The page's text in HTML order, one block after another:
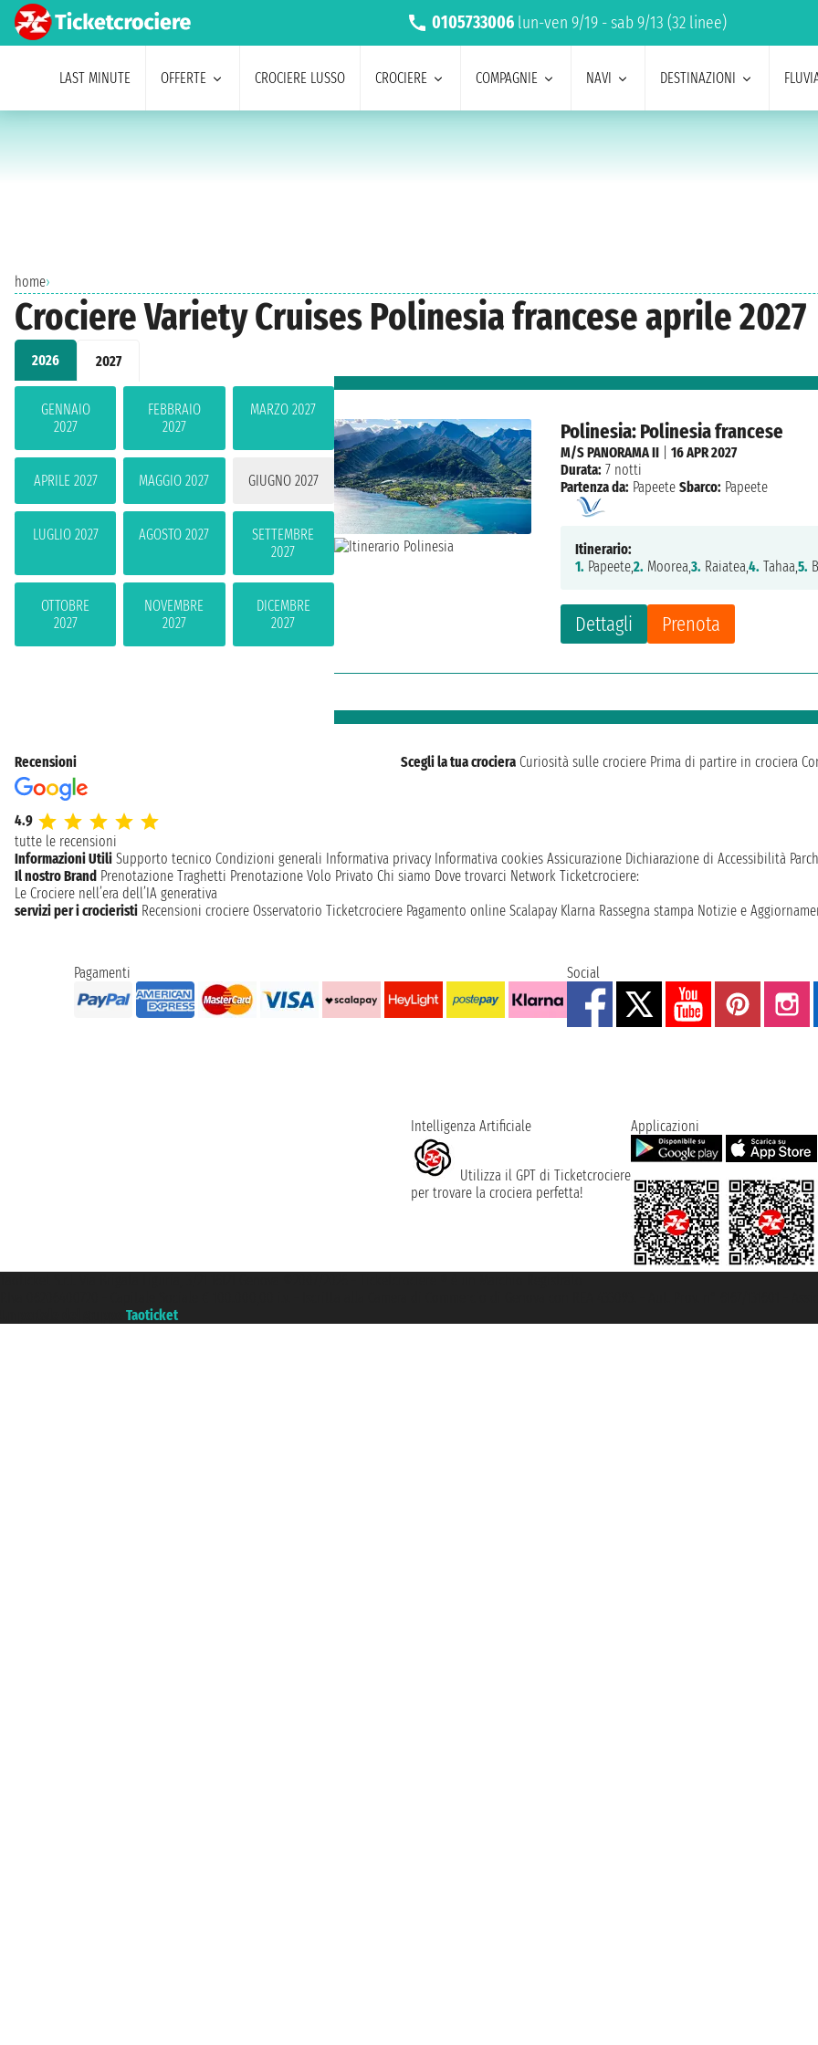
0105733006 lun-ven 9/19 - sab 9/13 (32 linee)
LAST MINUTE OFFERTE CROCIERE LUSSO CROCIERE COMPAGNIE NAVI DESTINAZIONI
home›
Crociere Variety Cruises Polinesia francese aprile 2027
2026 2027
GENNAIO
2027
FEBBRAIO
2027
MARZO 2027
APRILE 2027 MAGGIO 2027 GIUGNO 2027
LUGLIO 2027 AGOSTO 2027
SETTEMBRE
2027
OTTOBRE
2027
NOVEMBRE
2027
DICEMBRE
2027
Polinesia: Polinesia francese
Dettagli Prenota
M/S PANORAMA II |16 APR 2027
Durata: 7 notti
Partenza da: Papeete Sbarco: Papeete
Itinerario:
1. Papeete,2. Moorea,3. Raiatea,4. Tahaa,5.
Recensioni
4.9
tutte le recensioni
Scegli la tua crociera Curiosità sulle crociere Prima di partire in crociera
Informazioni Utili Supporto tecnico Condizioni generali Informativa privacy Informativa cookies Assicurazione Dichiarazione di Accessibilità
Il nostro Brand Prenotazione Traghetti Prenotazione Volo Privato Chi siamo Dove trovarci Network Ticketcrociere:
Le Crociere nell’era dell’IA generativa
servizi per i crocieristi Recensioni crociere Osservatorio Ticketcrociere Pagamento online Scalapay Klarna Rassegna stampa Notizie e
Pagamenti Social
Intelligenza Artificiale
Utilizza il GPT di Ticketcrociere
per trovare la crociera perfetta!
Applicazioni
Taoticket